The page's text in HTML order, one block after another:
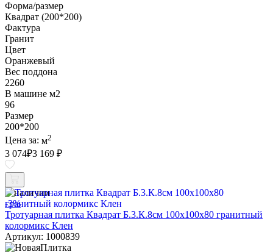
Форма/размер
Квадрат (200*200)
Фактура
Гранит
Цвет
Оранжевый
Вес поддона
2260
В машине м2
96
Размер
200*200
Цена за: м2
3 074₽3 169 ₽
В наличии
-3%
Тротуарная плитка Квадрат Б.3.К.8см 100х100х80 гранитный
колормикс Клен
Артикул: 1000839